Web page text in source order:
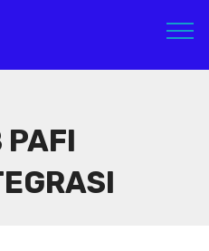
PAFI